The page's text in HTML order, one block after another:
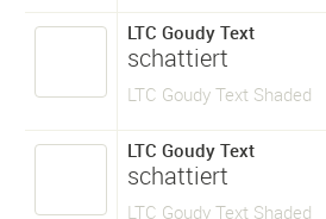
LTC Goudy Text
schattiert
LTC Goudy Text Shaded
LTC Goudy Text
schattiert
LTC Goudy Text Shaded